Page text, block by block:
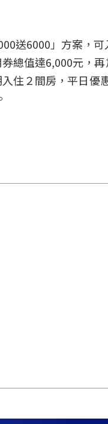
送6000」方案，
總值達6,000元，
住２間房，平日優